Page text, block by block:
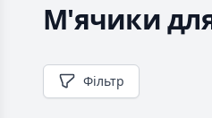
М'ячики для
Фільтр